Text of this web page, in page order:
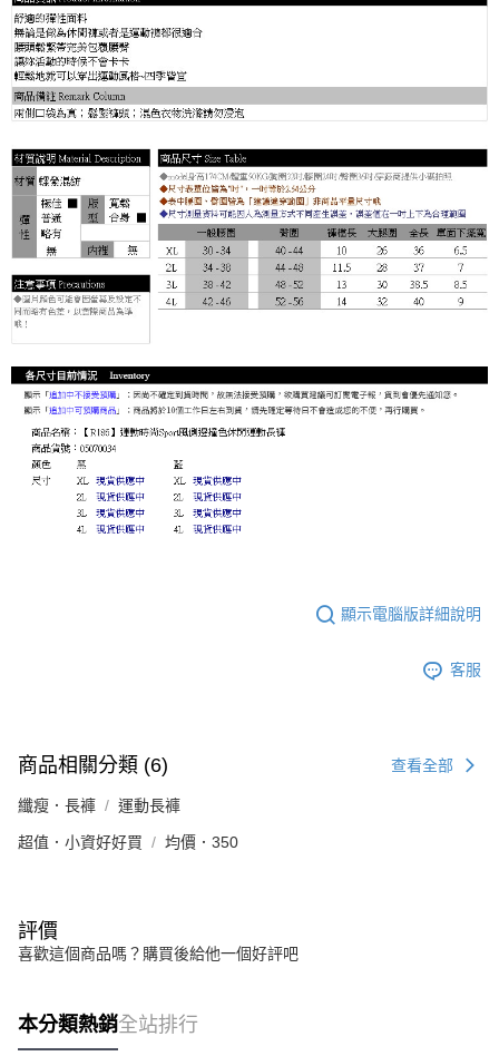
顯示電腦版詳細說明
客服
商品相關分類 (6) 查看全部
纖瘦．長褲 運動長褲
超值．小資好好買 均價．350
評價
喜歡這個商品嗎？購買後給他一個好評吧
本分類熱銷全站排行